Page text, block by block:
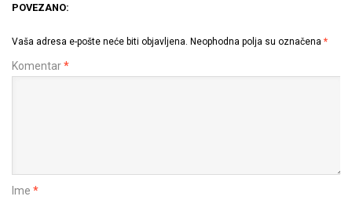
POVEZANO:
Vaša adresa e-pošte neće biti objavljena. Neophodna polja su označena *
Komentar*
Ime *